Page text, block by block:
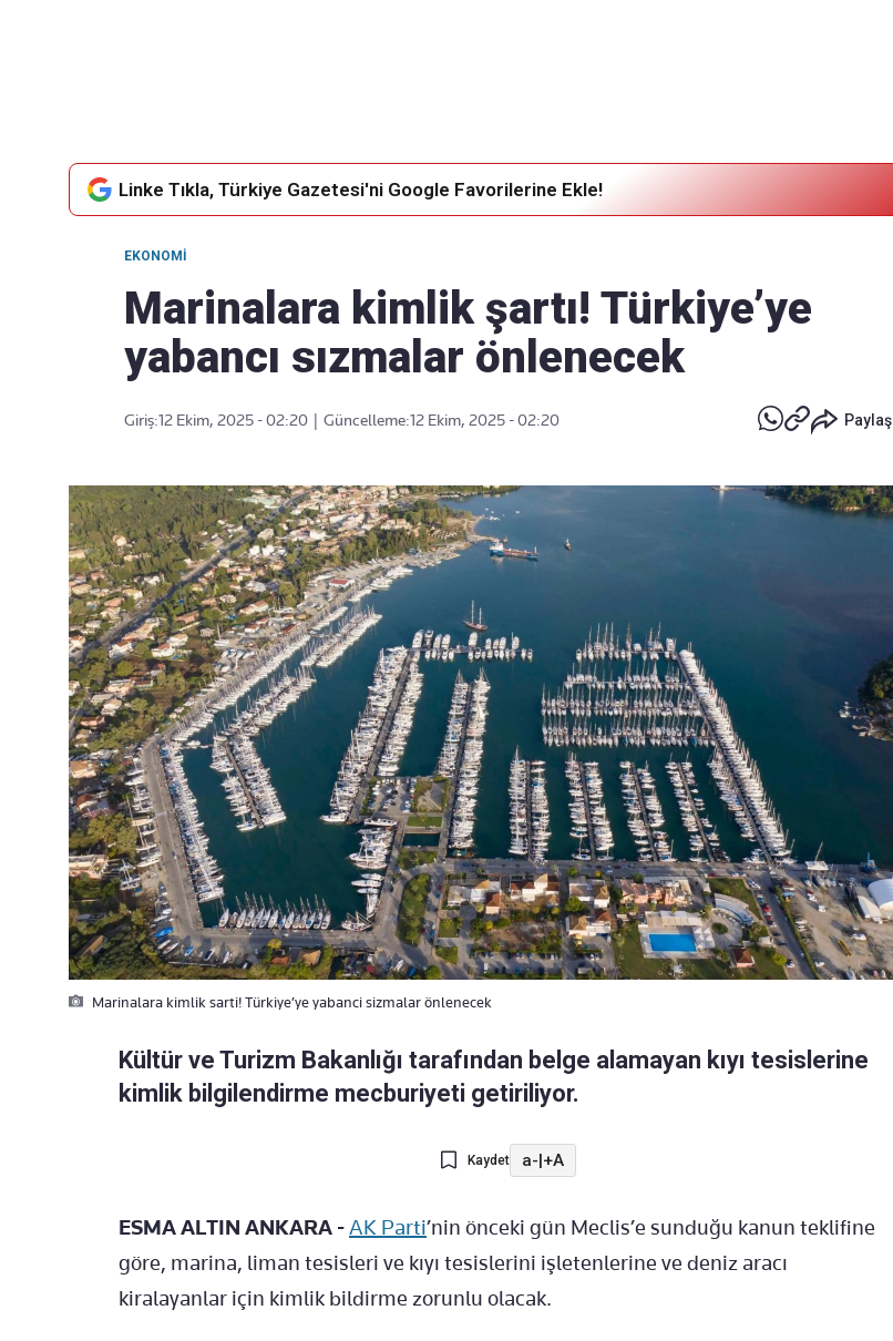
Linke Tıkla, Türkiye Gazetesi'ni Google Favorilerine Ekle!
EKONOMI
Marinalara kimlik şartı! Türkiye’ye
yabancı sızmalar önlenecek
Giriş:12 Ekim, 2025 - 02:20 Güncelleme:12 Ekim, 2025 - 02:20 Paylaş
Marinalara kimlik sarti! Türkiye’ye yabanci sizmalar önlenecek
Kültür ve Turizm Bakanlığı tarafından belge alamayan kıyı tesislerine
kimlik bilgilendirme mecburiyeti getiriliyor.
Kaydet a-|+A
ESMA ALTIN ANKARA -AK Parti’nin önceki gün Meclis’e sunduğu kanun teklifine
göre, marina, liman tesisleri ve kıyı tesislerini işletenlerine ve deniz aracı
kiralayanlar için kimlik bildirme zorunlu olacak.